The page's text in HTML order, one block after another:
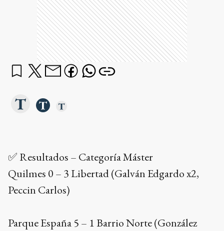
✅ Resultados – Categoría Máster
Quilmes 0 – 3 Libertad (Galván Edgardo x2,
Peccin Carlos)
Parque España 5 – 1 Barrio Norte (González